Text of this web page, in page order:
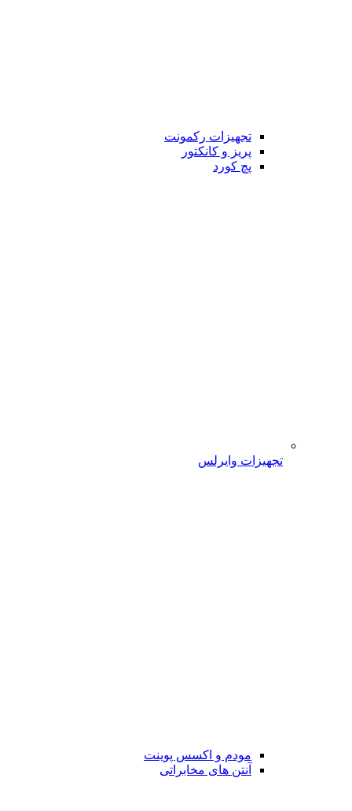
تجهیزات رکمونت
پریز و کانکتور
پچ کورد
تجهیزات وایرلس
مودم و اکسس پوینت
آنتن های مخابراتی